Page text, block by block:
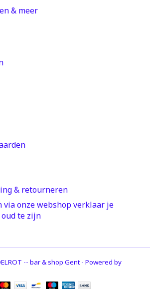
& meer
& retourneren
via onze webshop verklaar je
te zijn
-- bar & shop Gent - Powered by